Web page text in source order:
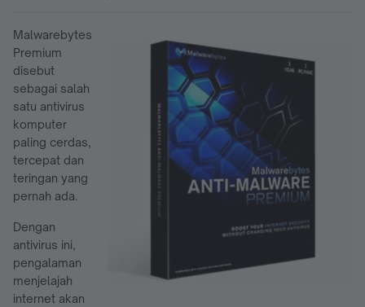
Malwarebytes
Premium
disebut
sebagai salah
satu antivirus
komputer
paling cerdas,
tercepat dan
teringan yang
pernah ada.
Dengan
antivirus ini,
pengalaman
menjelajah
internet akan